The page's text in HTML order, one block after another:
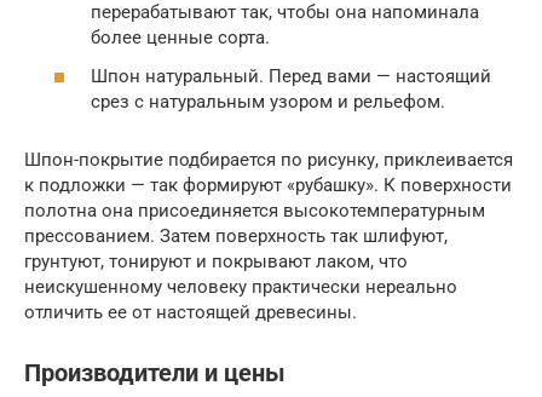
перерабатывают так, чтобы она напоминала
более ценные сорта.
Шпон натуральный. Перед вами — настоящий
срез с натуральным узором и рельефом.
Шпон-покрытие подбирается по рисунку, приклеивается
к подложки — так формируют «рубашку». К поверхности
полотна она присоединяется высокотемпературным
прессованием. Затем поверхность так шлифуют,
грунтуют, тонируют и покрывают лаком, что
неискушенному человеку практически нереально
отличить ее от настоящей древесины.
Производители и цены